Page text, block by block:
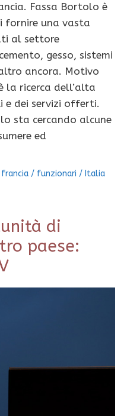
Fassa Bortolo è
fornire una vasta
al settore
gesso, sistemi
ancora. Motivo
la ricerca dell’alta
dei servizi offerti.
sta cercando alcune
ed
francia / funzionari / Italia
di
paese: